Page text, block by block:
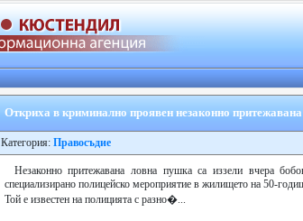
Откриха в криминално проявен незаконно
Категория: Правосъдие
Незаконно притежавана ловна пушка са иззели вчера
специализирано полицейско мероприятие в жилището на 50-
Той е известен на полицията с разно�...